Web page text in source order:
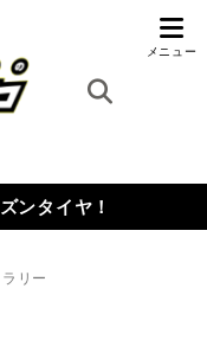
ンタイヤ！
リー